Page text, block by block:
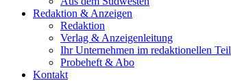
Redaktion & Anzeigen
Redaktion
Verlag & Anzeigenleitung
Ihr Unternehmen im redaktionellen Teil
Probeheft & Abo
Kontakt